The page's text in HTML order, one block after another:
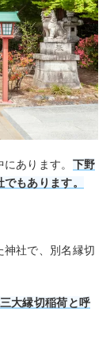
あります。 下野
もあります。
神社で、別名縁切
大縁切稲荷と呼